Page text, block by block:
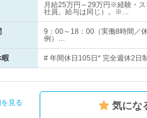
月給25万円～29万円※経験・
社員。給与は同じ）。※…
9：00～18：00（実働8時間／
例）…
暇 # 年間休日105日* 完全週休2日
見る 気にな